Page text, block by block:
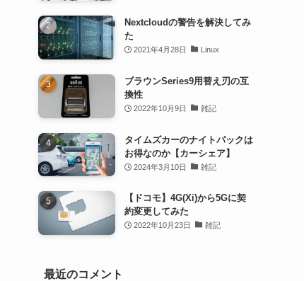
Nextcloudの警告を解決してみ
た
2021年4月28日 Linux
ブラウンSeries9用替え刃の互
換性
2022年10月9日 雑記
タイムズカーのナイトパックは
お得なのか【カーシェア】
2024年3月10日 雑記
【ドコモ】4G(Xi)から5Gに契
約変更してみた
2022年10月23日 雑記
最近のコメント